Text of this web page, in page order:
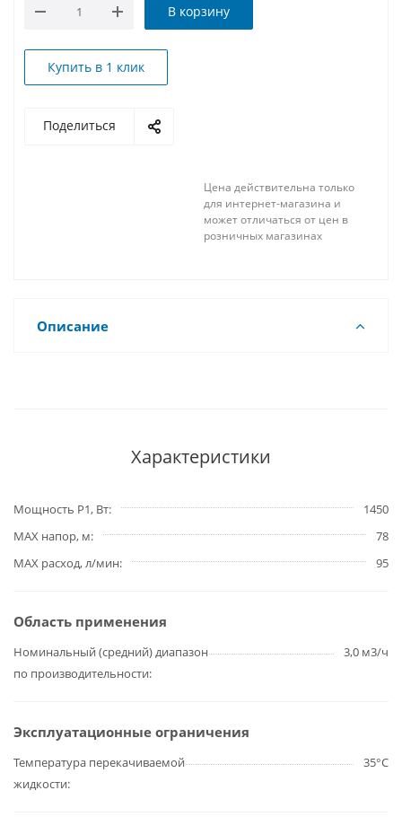
В корзину
Купить в 1 клик
Поделиться
Цена действительна только
для интернет-магазина и
может отличаться от цен в
розничных магазинах
Описание
Характеристики
Мощность P1, Вт
1450
MAX напор, м
78
MAX расход, л/мин
95
Область применения
Номинальный (средний) диапазон
по производительности
3,0 м3/ч
Эксплуатационные ограничения
Температура перекачиваемой
жидкости
35°С